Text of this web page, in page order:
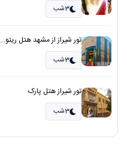
3شب
تور شیراز از مشهد هتل ریتو...
3شب
تور شیراز هتل پارک
3شب